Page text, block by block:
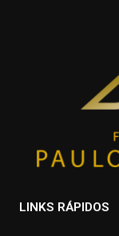
LINKS RÁPIDOS